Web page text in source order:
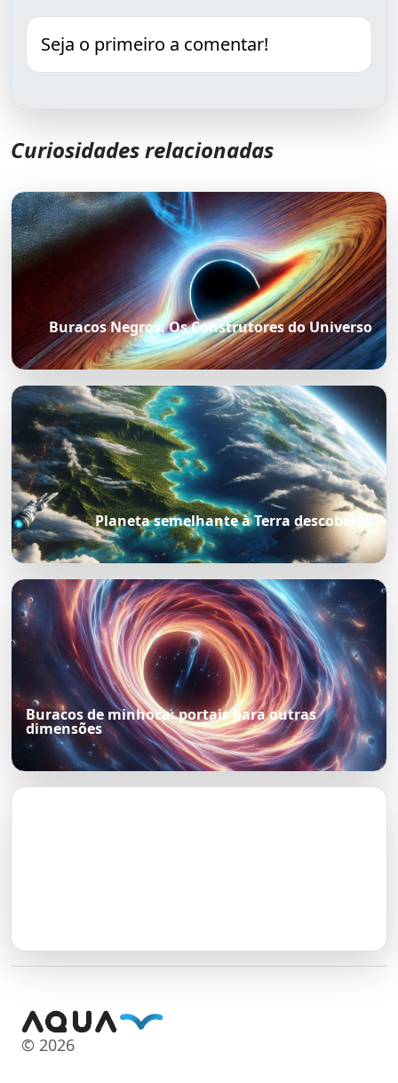
Seja o primeiro a comentar!
Curiosidades relacionadas
Buracos Negros: Os Construtores do Universo
Planeta semelhante à Terra descoberto
Buracos de minhoca: portais para outras
dimensões
© 2026